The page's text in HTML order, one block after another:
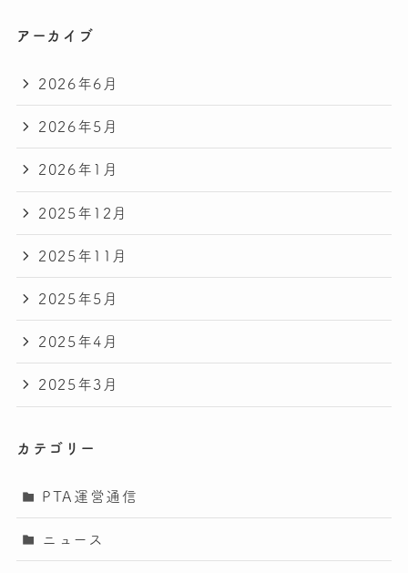
アーカイブ
2026年6月
2026年5月
2026年1月
2025年12月
2025年11月
2025年5月
2025年4月
2025年3月
カテゴリー
PTA運営通信
ニュース